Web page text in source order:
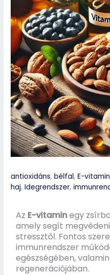
antioxidáns,bélfal,E-vitamin
haj,Idegrendszer,
Az E-vitaminegy
amely segít
stressztől. Fontos
immunrendszer
egészségében,
regenerációjában.